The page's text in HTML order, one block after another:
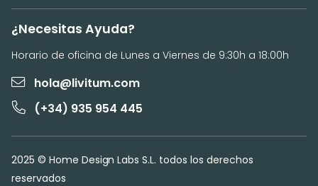
¿Necesitas Ayuda?
Horario de oficina de Lunes a Viernes de 9:30h a 18:00h
hola@livitum.com
(+34) 935 954 445
2025 © Home Design Labs S.L. todos los derechos
reservados